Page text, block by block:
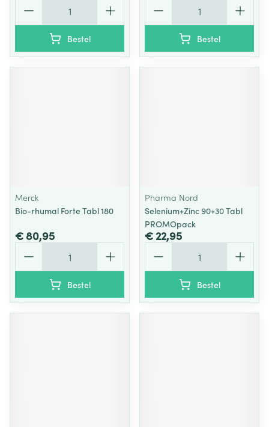
Bestel Bestel
Merck
Bio-rhumal Forte Tabl 180
€ 80,95
Bestel
Pharma Nord
Selenium+Zinc 90+30 Tabl
PROMOpack
€ 22,95
Bestel